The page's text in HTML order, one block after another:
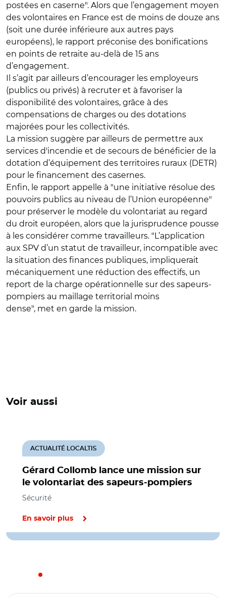
postées en caserne". Alors que l’engagement moyen
des volontaires en France est de moins de douze ans
(soit une durée inférieure aux autres pays
européens), le rapport préconise des bonifications
en points de retraite au-delà de 15 ans
d’engagement.
Il s’agit par ailleurs d’encourager les employeurs
(publics ou privés) à recruter et à favoriser la
disponibilité des volontaires, grâce à des
compensations de charges ou des dotations
majorées pour les collectivités.
La mission suggère par ailleurs de permettre aux
services d'incendie et de secours de bénéficier de la
dotation d’équipement des territoires ruraux (DETR)
pour le financement des casernes.
Enfin, le rapport appelle à "une initiative résolue des
pouvoirs publics au niveau de l’Union européenne"
pour préserver le modèle du volontariat au regard
du droit européen, alors que la jurisprudence pousse
à les considérer comme travailleurs. "L’application
aux SPV d’un statut de travailleur, incompatible avec
la situation des finances publiques, impliquerait
mécaniquement une réduction des effectifs, un
report de la charge opérationnelle sur des sapeurs-
pompiers au maillage territorial moins
dense", met en garde la mission.
Voir aussi
Gérard Collomb lance une mission sur
le volontariat des sapeurs-pompiers
ACTUALITÉ LOCALTIS
Sécurité
En savoir plus